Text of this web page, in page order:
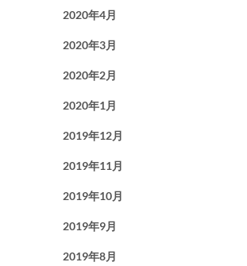
2020年4月
2020年3月
2020年2月
2020年1月
2019年12月
2019年11月
2019年10月
2019年9月
2019年8月